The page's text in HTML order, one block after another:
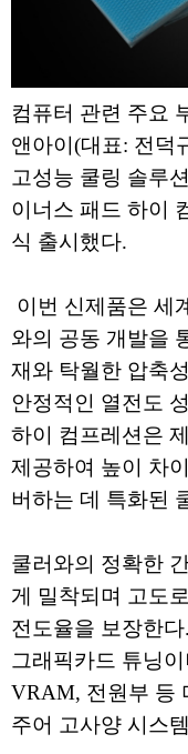
컴퓨터 관련 주요
앤아이(대표: 전덕
고성능 쿨링 솔루
이너스 패드 하이
식 출시했다.
이번 신제품은 세
와의 공동 개발을
재와 탁월한 압축
안정적인 열전도
하이 컴프레션은
제공하여 높이 차
버하는 데 특화된
쿨러와의 정확한
게 밀착되며 고도
전도율을 보장한
그래픽카드 튜닝
VRAM, 전원부 등
주어 고사양 시스